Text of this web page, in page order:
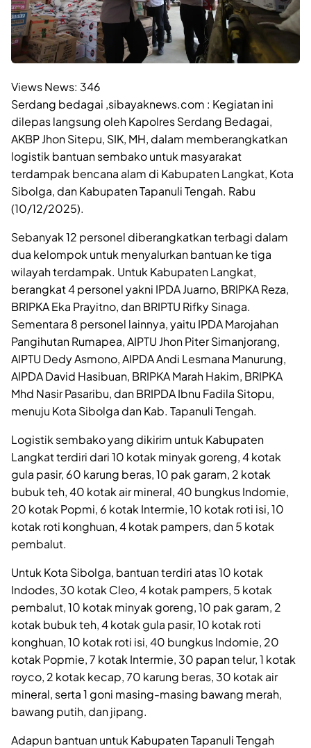
Views News: 346
Serdang bedagai ,sibayaknews.com : Kegiatan ini
dilepas langsung oleh Kapolres Serdang Bedagai,
AKBP Jhon Sitepu, SIK, MH, dalam memberangkatkan
logistik bantuan sembako untuk masyarakat
terdampak bencana alam di Kabupaten Langkat, Kota
Sibolga, dan Kabupaten Tapanuli Tengah. Rabu
(10/12/2025).
Sebanyak 12 personel diberangkatkan terbagi dalam
dua kelompok untuk menyalurkan bantuan ke tiga
wilayah terdampak. Untuk Kabupaten Langkat,
berangkat 4 personel yakni IPDA Juarno, BRIPKA Reza,
BRIPKA Eka Prayitno, dan BRIPTU Rifky Sinaga.
Sementara 8 personel lainnya, yaitu IPDA Marojahan
Pangihutan Rumapea, AIPTU Jhon Piter Simanjorang,
AIPTU Dedy Asmono, AIPDA Andi Lesmana Manurung,
AIPDA David Hasibuan, BRIPKA Marah Hakim, BRIPKA
Mhd Nasir Pasaribu, dan BRIPDA Ibnu Fadila Sitopu,
menuju Kota Sibolga dan Kab. Tapanuli Tengah.
Logistik sembako yang dikirim untuk Kabupaten
Langkat terdiri dari 10 kotak minyak goreng, 4 kotak
gula pasir, 60 karung beras, 10 pak garam, 2 kotak
bubuk teh, 40 kotak air mineral, 40 bungkus Indomie,
20 kotak Popmi, 6 kotak Intermie, 10 kotak roti isi, 10
kotak roti konghuan, 4 kotak pampers, dan 5 kotak
pembalut.
Untuk Kota Sibolga, bantuan terdiri atas 10 kotak
Indodes, 30 kotak Cleo, 4 kotak pampers, 5 kotak
pembalut, 10 kotak minyak goreng, 10 pak garam, 2
kotak bubuk teh, 4 kotak gula pasir, 10 kotak roti
konghuan, 10 kotak roti isi, 40 bungkus Indomie, 20
kotak Popmie, 7 kotak Intermie, 30 papan telur, 1 kotak
royco, 2 kotak kecap, 70 karung beras, 30 kotak air
mineral, serta 1 goni masing-masing bawang merah,
bawang putih, dan jipang.
Adapun bantuan untuk Kabupaten Tapanuli Tengah